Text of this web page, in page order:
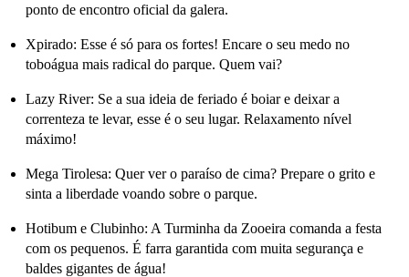
ponto de encontro oficial da galera.
Xpirado: Esse é só para os fortes! Encare o seu medo no
toboágua mais radical do parque. Quem vai?
Lazy River: Se a sua ideia de feriado é boiar e deixar a
correnteza te levar, esse é o seu lugar. Relaxamento nível
máximo!
Mega Tirolesa: Quer ver o paraíso de cima? Prepare o grito e
sinta a liberdade voando sobre o parque.
Hotibum e Clubinho: A Turminha da Zooeira comanda a festa
com os pequenos. É farra garantida com muita segurança e
baldes gigantes de água!